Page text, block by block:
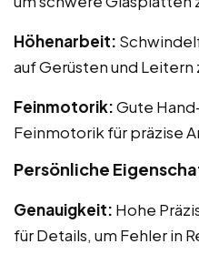
Höhenarbeit:
auf Gerüsten und Leitern
Feinmotorik:Gute
Feinmotorik für präzise
Persönliche
Genauigkeit: Hohe
für Details, um Fehler in